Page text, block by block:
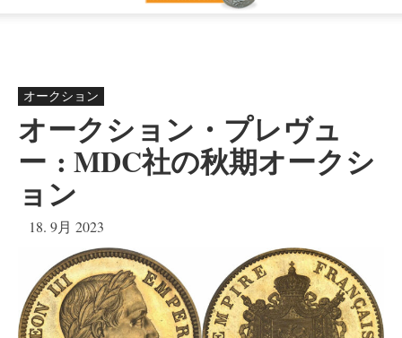
オークション
オークション・プレヴュ
ー : MDC社の秋期オークシ
ョン
18. 9月 2023